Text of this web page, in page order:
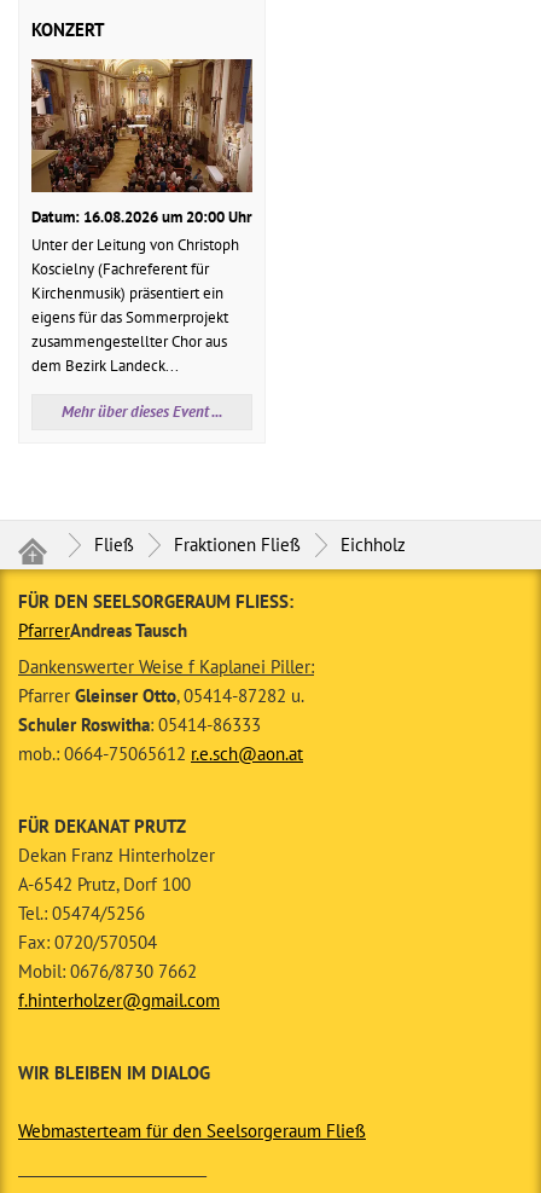
KONZERT
Datum: 16.08.2026 um 20:00 Uhr
Unter der Leitung von Christoph
Koscielny (Fachreferent für
Kirchenmusik) präsentiert ein
eigens für das Sommerprojekt
zusammengestellter Chor aus
dem Bezirk Landeck...
Mehr über dieses Event ...
Fließ Fraktionen Fließ Eichholz
FÜR DEN SEELSORGERAUM FLIESS:
PfarrerAndreas Tausch
Dankenswerter Weise f Kaplanei Piller:
Pfarrer Gleinser Otto, 05414-87282 u.
Schuler Roswitha: 05414-86333
mob.: 0664-75065612 r.e.sch@aon.at
FÜR DEKANAT PRUTZ
Dekan Franz Hinterholzer
A-6542 Prutz, Dorf 100
Tel.: 05474/5256
Fax: 0720/570504
Mobil: 0676/8730 7662
f.hinterholzer@gmail.com
WIR BLEIBEN IM DIALOG
Webmasterteam für den Seelsorgeraum Fließ